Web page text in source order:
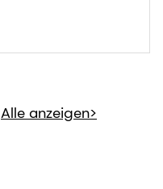
Alle anzeigen>